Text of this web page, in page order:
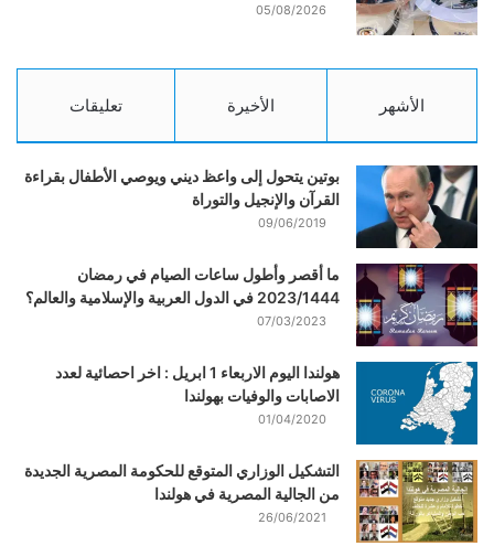
05/08/2026
الأشهر الأخيرة تعليقات
بوتين يتحول إلى واعظ ديني ويوصي الأطفال بقراءة
القرآن والإنجيل والتوراة
09/06/2019
ما أقصر وأطول ساعات الصيام في رمضان
2023/1444 في الدول العربية والإسلامية والعالم؟
07/03/2023
هولندا اليوم الاربعاء 1 ابريل : اخر احصائية لعدد
الاصابات والوفيات بهولندا
01/04/2020
التشكيل الوزاري المتوقع للحكومة المصرية الجديدة
من الجالية المصرية في هولندا
26/06/2021